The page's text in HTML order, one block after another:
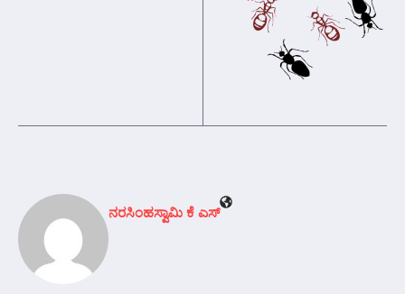
ನರಸಿಂಹಸ್ವಾಮಿ ಕೆ ಎಸ್